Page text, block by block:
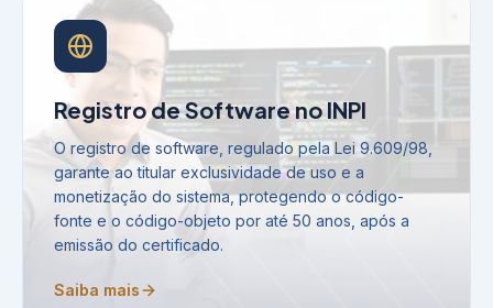
Registro de Software no INPI
O registro de software, regulado pela Lei 9.609/98,
garante ao titular exclusividade de uso e a
monetização do sistema, protegendo o código-
fonte e o código-objeto por até 50 anos, após a
emissão do certificado.
Saiba mais